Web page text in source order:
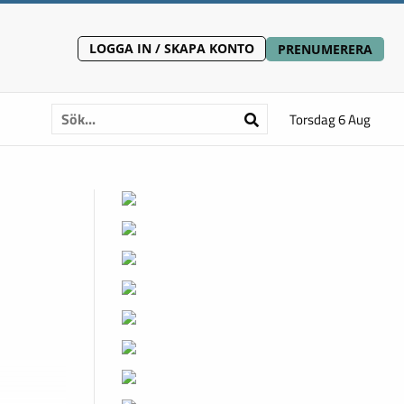
LOGGA IN / SKAPA KONTO PRENUMERERA
Torsdag 6 Aug